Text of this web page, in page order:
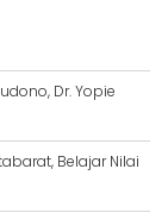
Dr. Yopie
Belajar Nilai